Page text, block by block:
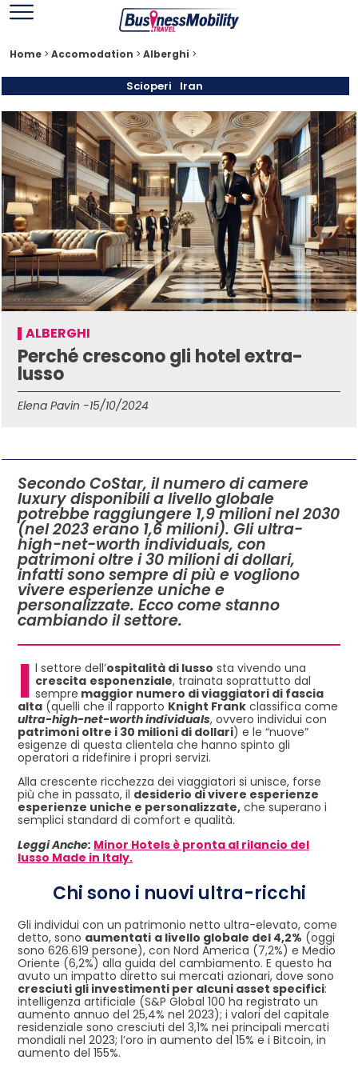
Home > Accomodation > Alberghi >
Scioperi Iran
ALBERGHI
Perché crescono gli hotel extra-
lusso
Elena Pavin -15/10/2024
Secondo CoStar, il numero di camere
luxury disponibili a livello globale
potrebbe raggiungere 1,9 milioni nel 2030
(nel 2023 erano 1,6 milioni). Gli ultra-
high-net-worth individuals, con
patrimoni oltre i 30 milioni di dollari,
infatti sono sempre di più e vogliono
vivere esperienze uniche e
personalizzate. Ecco come stanno
cambiando il settore.
I l settore dell’ospitalità di lusso sta vivendo una
crescita esponenziale, trainata soprattutto dal
sempre maggior numero di viaggiatori di fascia
alta (quelli che il rapporto Knight Frank classifica come
ultra-high-net-worth individuals, ovvero individui con
patrimoni oltre i 30 milioni di dollari) e le “nuove”
esigenze di questa clientela che hanno spinto gli
operatori a ridefinire i propri servizi.
Alla crescente ricchezza dei viaggiatori si unisce, forse
più che in passato, il desiderio di vivere esperienze
esperienze uniche e personalizzate, che superano i
semplici standard di comfort e qualità.
Leggi Anche: Minor Hotels è pronta al rilancio del
lusso Made in Italy.
Chi sono i nuovi ultra-ricchi
Gli individui con un patrimonio netto ultra-elevato, come
detto, sono aumentati a livello globale del 4,2% (oggi
sono 626.619 persone), con Nord America (7,2%) e Medio
Oriente (6,2%) alla guida del cambiamento. E questo ha
avuto un impatto diretto sui mercati azionari, dove sono
cresciuti gli investimenti per alcuni asset specifici:
intelligenza artificiale (S&P Global 100 ha registrato un
aumento annuo del 25,4% nel 2023); i valori del capitale
residenziale sono cresciuti del 3,1% nei principali mercati
mondiali nel 2023; l’oro in aumento del 15% e i Bitcoin, in
aumento del 155%.